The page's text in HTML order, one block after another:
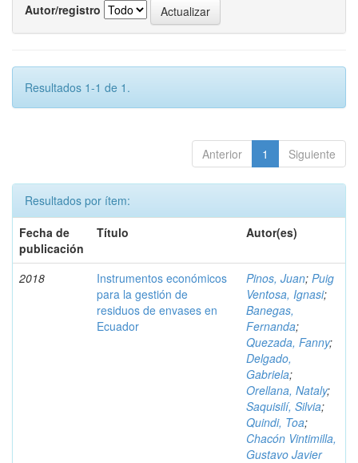
Autor/registro
Resultados 1-1 de 1.
Anterior 1 Siguiente
Resultados por ítem:
Fecha de
publicación
Título Autor(es)
2018
Instrumentos económicos
para la gestión de
residuos de envases en
Ecuador
Pinos, Juan; Puig
Ventosa, Ignasi;
Banegas,
Fernanda;
Quezada, Fanny;
Delgado,
Gabriela;
Orellana, Nataly;
Saquisilí, Silvia;
Quindi, Toa;
Chacón Vintimilla,
Gustavo Javier